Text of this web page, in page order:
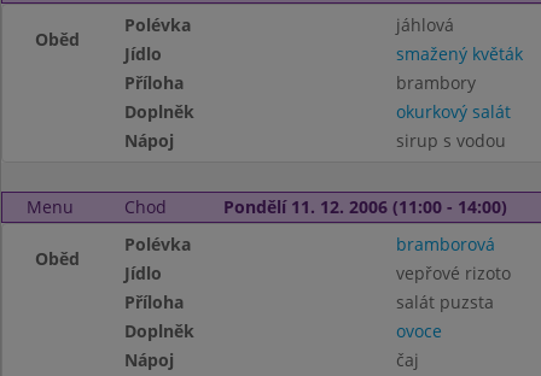
Oběd
Polévka
jáhlová
Jídlo
smažený květák
Příloha
brambory
Doplněk
okurkový salát
Nápoj
sirup s vodou
Menu Chod Pondělí 11. 12. 2006 (11:00 - 14:00)
Oběd
Polévka
bramborová
Jídlo
vepřové rizoto
Příloha
salát puzsta
Doplněk
ovoce
Nápoj
čaj